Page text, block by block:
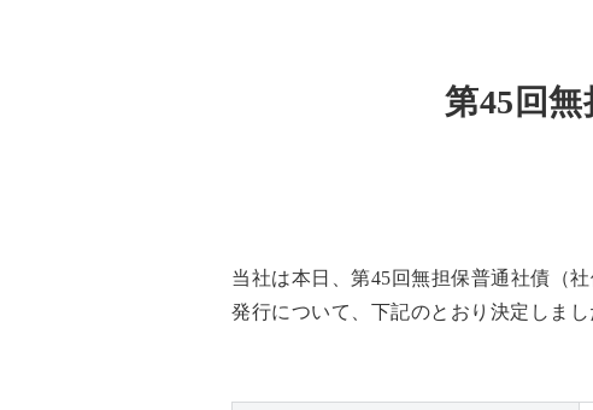
第45回
当社は本日、第45回無担保普通社債（
発行について、下記のとおり決定しま